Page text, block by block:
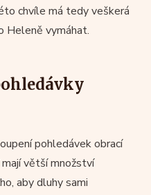
chvíle má tedy veškerá
Heleně vymáhat.
pohledávek obrací
větší množství
aby dluhy sami